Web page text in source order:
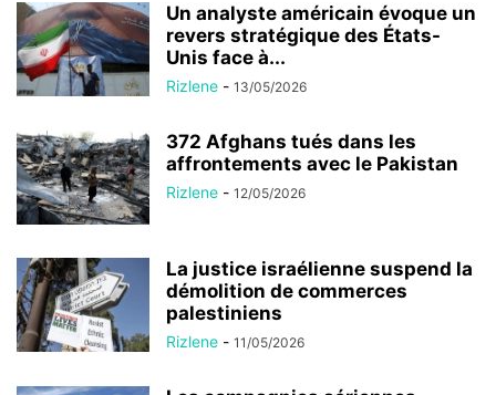
Un analyste américain évoque un
revers stratégique des États-
Unis face à...
Rizlene - 13/05/2026
372 Afghans tués dans les
affrontements avec le Pakistan
Rizlene - 12/05/2026
La justice israélienne suspend la
démolition de commerces
palestiniens
Rizlene - 11/05/2026